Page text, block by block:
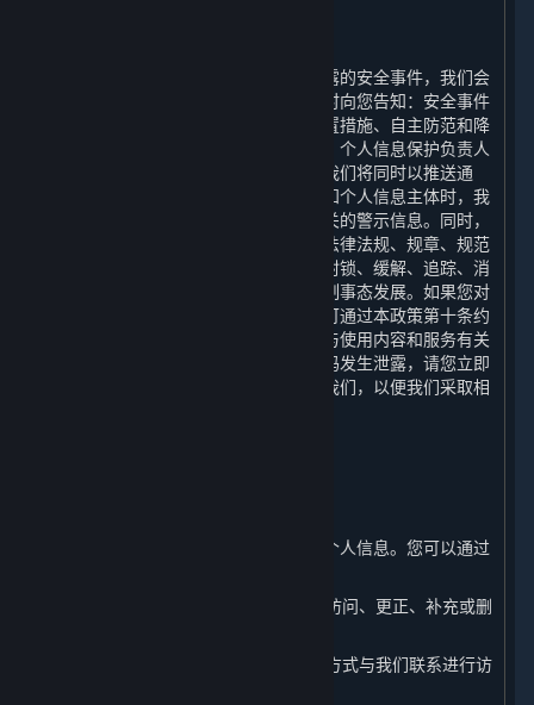
若我们确认我们的终端发生个人信息泄露的安全事件，我们会
启动应急预案，阻止安全事件扩大并及时向您告知：安全事件
的内容和影响、已采取或将要采取的处置措施、自主防范和降
低风险的建议、针对您提供的补救措施、个人信息保护负责人
或个人信息保护工作机构的联系方式。我们将同时以推送通
知、公告等形式告知您。当难以逐一告知个人信息主体时，我
们会采取合理、有效的方式发布与您有关的警示信息。同时，
我们还将根据网络安全事件的等级按照法律法规、规章、规范
性文件或政府的政策、命令等要求采取封锁、缓解、追踪、消
除和恢复等措施进行实施应急处置，控制事态发展。如果您对
我们的个人信息保护措施有任何疑问，可通过本政策第十条约
定的联系方式联系我们。如您发现自己与使用内容和服务有关
的个人信息泄密，尤其是您的账户及密码发生泄露，请您立即
通过本政策第十条约定的联系方式联络我们，以便我们采取相
您有权随时访问、更正或补充您的部分个人信息。您可以通过
1. 您可以通过平台客户端在您的账户中访问、更正、补充或删
2. 您可以通过本政策第十条列明的联系方式与我们联系进行访